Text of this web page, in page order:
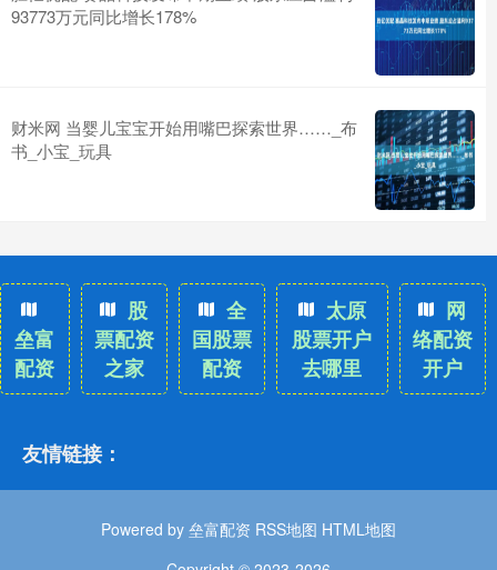
93773万元同比增长178%
财米网 当婴儿宝宝开始用嘴巴探索世界……_布
书_小宝_玩具
垒富
配资
股
票配资
之家
全
国股票
配资
太原
股票开户
去哪里
网
络配资
开户
友情链接：
Powered by 垒富配资 RSS地图 HTML地图